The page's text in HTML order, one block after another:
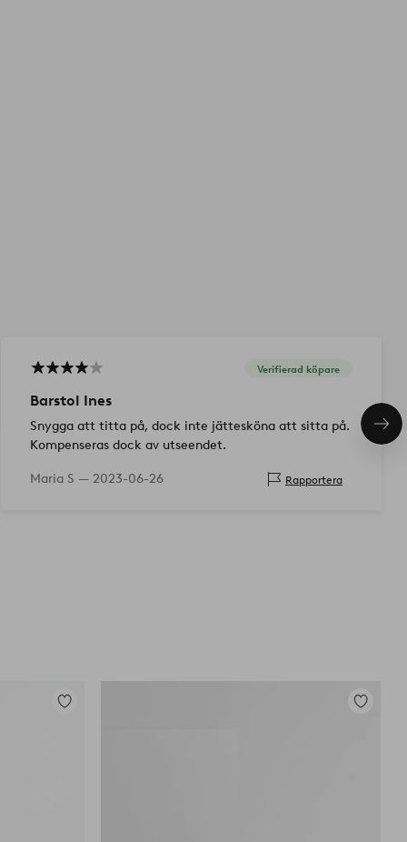
Verifierad köpare
Barstol Ines
Snygga att titta på, dock inte jättesköna att sitta på.
Kompenseras dock av utseendet.
Maria S — 2023-06-26 Rapportera
Lägg
Lägg